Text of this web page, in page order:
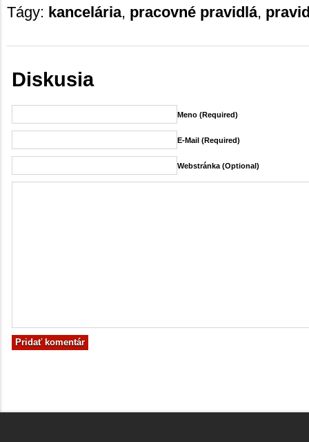
Tágy: kancelária, pracovné pravidlá,
Diskusia
Meno (required)
E-Mail (required)
Webstránka (Optional)